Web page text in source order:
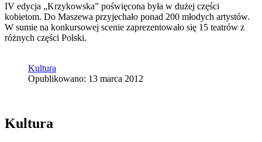
IV edycja „Krzykowska” poświęcona była w dużej części
kobietom. Do Maszewa przyjechało ponad 200 młodych artystów.
W sumie na konkursowej scenie zaprezentowało się 15 teatrów z
różnych części Polski.
Kultura
Opublikowano: 13 marca 2012
Kultura